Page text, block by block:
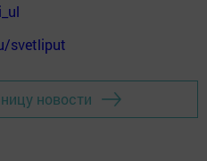
svetliput
новости